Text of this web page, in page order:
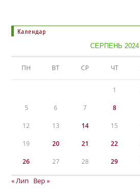
Календар
СЕРПЕНЬ 2024
ПН ВТ СР ЧТ
1
5 6 7 8
12 13 14 15
19 20 21 22
26 27 28 29
« Лип Вер »